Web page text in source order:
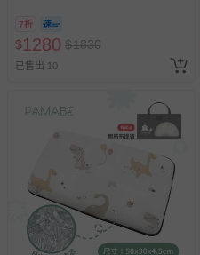
國際航空、客運、訂房
相關的退換貨辦理流程，可
其他常見問題：
運送服務：目前提供的運
區，可能會無法配送，或
亦保留出貨與否的權利。離
費用，可能會另需加收。
商品實際的配達日期，可於
已出貨通知之訊息為主。
7折
$1280 $1830
已售出 10